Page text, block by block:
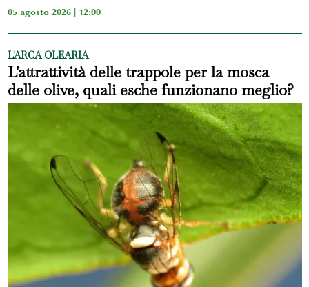
05 agosto 2026 | 12:00
L'ARCA OLEARIA
L'attrattività delle trappole per la mosca
delle olive, quali esche funzionano meglio?